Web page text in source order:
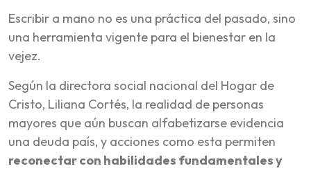
Escribir a mano no es una práctica del pasado, sino
una herramienta vigente para el bienestar en la
vejez.
Según la directora social nacional del Hogar de
Cristo, Liliana Cortés, la realidad de personas
mayores que aún buscan alfabetizarse evidencia
una deuda país, y acciones como esta permiten
reconectar con habilidades fundamentales y